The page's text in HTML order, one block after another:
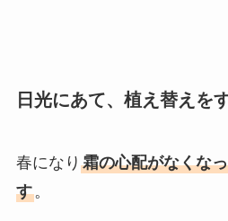
日光にあて、植え替えを
春になり 霜の心配がなくな
す。